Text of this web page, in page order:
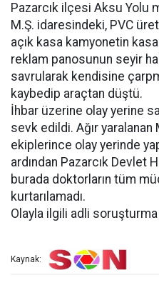
Pazarcık ilçesi Aksu Yolu
M.Ş. idaresindeki, PVC
açık kasa kamyonetin
reklam panosunun seyir
savrularak kendisine
kaybedip araçtan düştü.
İhbar üzerine olay yerine
sevk edildi. Ağır yaralanan
ekiplerince olay yerinde
ardından Pazarcık Devlet
burada doktorların tüm
kurtarılamadı.
Olayla ilgili adli soruşturma
Kaynak: